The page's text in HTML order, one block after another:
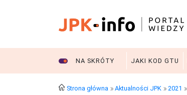
NA SKRÓTY JAKI KOD GTU
Strona główna Aktualności JPK 2021